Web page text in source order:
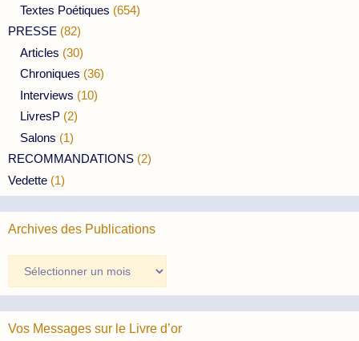
Textes Poétiques (654)
PRESSE (82)
Articles (30)
Chroniques (36)
Interviews (10)
LivresP (2)
Salons (1)
RECOMMANDATIONS (2)
Vedette (1)
Archives des Publications
des
Publications
Vos Messages sur le Livre d’or